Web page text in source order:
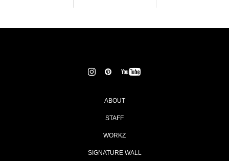
ABOUT
STAFF
WORKZ
SIGNATURE WALL